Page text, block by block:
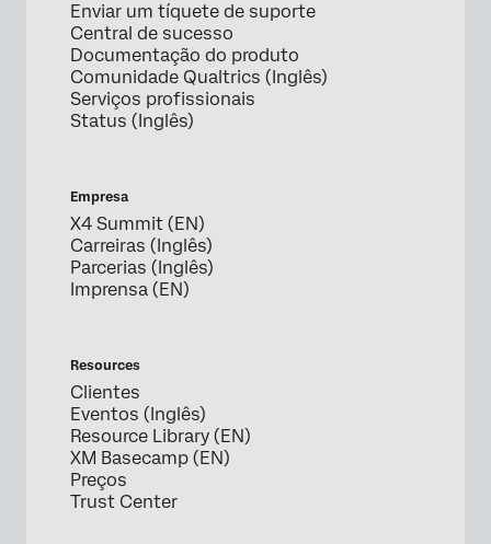
Enviar um tíquete de suporte
Central de sucesso
Documentação do produto
Comunidade Qualtrics (Inglês)
Serviços profissionais
Status (Inglês)
Empresa
X4 Summit (EN)
Carreiras (Inglês)
Parcerias (Inglês)
Imprensa (EN)
Resources
Clientes
Eventos (Inglês)
Resource Library (EN)
XM Basecamp (EN)
Preços
Trust Center